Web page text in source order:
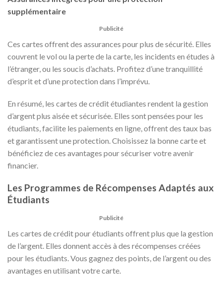
supplémentaire
Publicité
Ces cartes offrent des assurances pour plus de sécurité. Elles
couvrent le vol ou la perte de la carte, les incidents en études à
l’étranger, ou les soucis d’achats. Profitez d’une tranquillité
d’esprit et d’une protection dans l’imprévu.
En résumé, les cartes de crédit étudiantes rendent la gestion
d’argent plus aisée et sécurisée. Elles sont pensées pour les
étudiants, facilite les paiements en ligne, offrent des taux bas
et garantissent une protection. Choisissez la bonne carte et
bénéficiez de ces avantages pour sécuriser votre avenir
financier.
Les Programmes de Récompenses Adaptés aux
Étudiants
Publicité
Les cartes de crédit pour étudiants offrent plus que la gestion
de l’argent. Elles donnent accès à des récompenses créées
pour les étudiants. Vous gagnez des points, de l’argent ou des
avantages en utilisant votre carte.